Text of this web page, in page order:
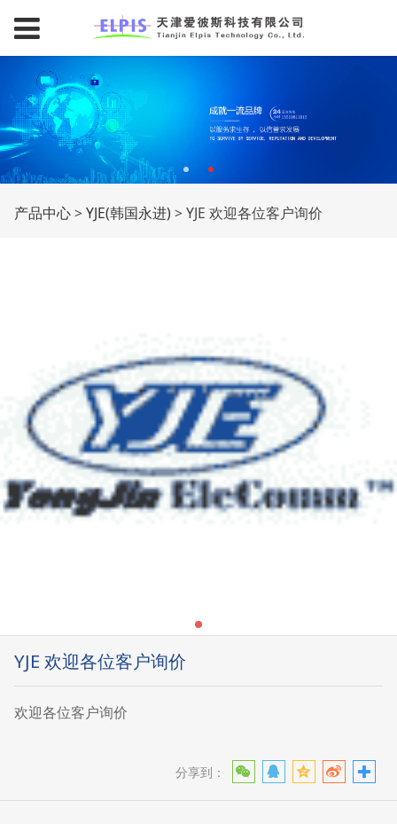
YJE 欢迎各位客户询价
产品中心>YJE(韩国永进) >YJE 欢迎各位客户询价
YJE 欢迎各位客户询价
欢迎各位客户询价
分享到：